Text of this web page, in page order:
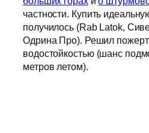
частности. Купить
получилось (Rab Latok,
Одрина Про). Решил
водостойкостью (шанс
метров летом).